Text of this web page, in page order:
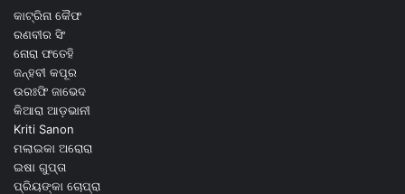
କାଟ୍ରିନା କୈଫ
ରଣବୀର ସିଂ
ନୋରା ଫତେହି
ଜନ୍ହବୀ କପୂର
ଉରଃଫି ଜାଭେଦ
କିଆରା ଆଡ଼ଭାନୀ
Kriti Sanon
ମଲାଇକା ଅରୋରା
ଇଷା ଗୁପ୍ତା
ପ୍ରିୟଙ୍କା ଚୋପ୍ରା